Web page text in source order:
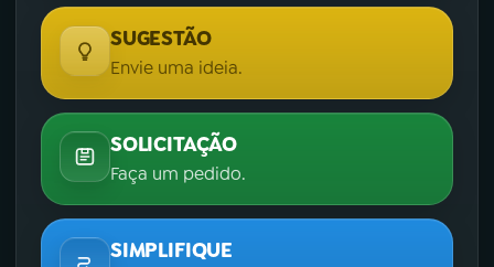
SUGESTÃO
Envie uma ideia.
SOLICITAÇÃO
Faça um pedido.
SIMPLIFIQUE